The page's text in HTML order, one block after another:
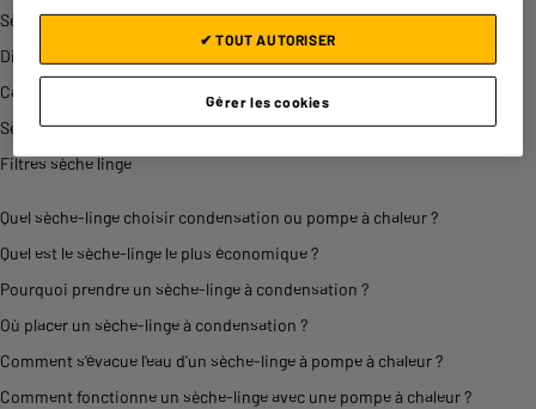
Sèche-linge encastrable
Différents
Capacité du tambour sèche linge
Sèche linge professionnel
Filtres sèche linge
Quel sèche-linge choisir condensation ou pompe à chaleur ?
Quel est le sèche-linge le plus économique ?
Pourquoi prendre un sèche-linge à condensation ?
Où placer un sèche-linge à condensation ?
Comment s'évacue l'eau d'un sèche-linge à pompe à chaleur ?
Comment fonctionne un sèche-linge avec une pompe à chaleur ?
Gérer les cookies
✔ TOUT AUTORISER